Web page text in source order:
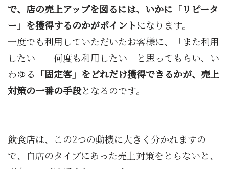
で、店の売上アップを図るには、いかに「リピータ
ー」を獲得するのかがポイントになります。
一度でも利用していただいたお客様に、「また利用
したい」「何度も利用したい」と思ってもらい、い
わゆる 「固定客」をどれだけ獲得できるかが、売上
対策の一番の手段となるのです。
飲食店は、この2つの動機に大きく分かれますの
で、自店のタイプにあった売上対策をとらないと、